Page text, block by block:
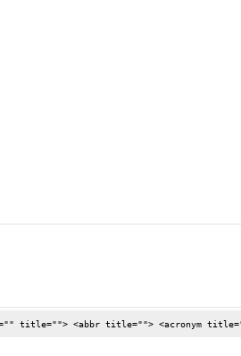
title=""> <abbr title=""> <acronym